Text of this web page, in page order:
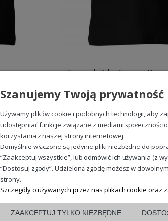
Szkielet wędkarz na rybie czarny humor pasja łowienia Dziecięca koszulka
Szczupak Ryba Spinning
REGULAMINY
Regulamin
Polityka prywatności
Szanujemy Twoją prywatność
Używamy plików cookie i podobnych technologii, aby
udostępniać funkcje związane z mediami
korzystania z naszej strony internetowej.
Domyślnie włączone są jedynie pliki niezbędne do
“Zaakceptuj wszystkie”, lub odmówić ich używania (z
“Dostosuj zgody”. Udzieloną zgodę możesz w
strony.
Szczegóły o używanych przez nas plikach cookie
ZAAKCEPTUJ TYLKO NIEZBĘDNE